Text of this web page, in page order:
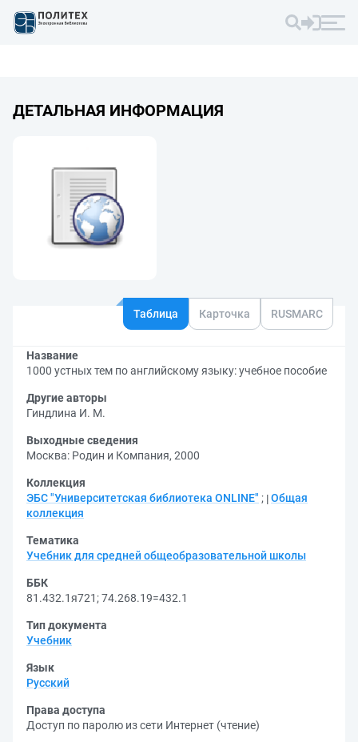
ДЕТАЛЬНАЯ ИНФОРМАЦИЯ
Таблица Карточка RUSMARC
Название
1000 устных тем по английскому языку: учебное пособие
Другие авторы
Гиндлина И. М.
Выходные сведения
Москва: Родин и Компания, 2000
Коллекция
ЭБС "Университетская библиотека ONLINE" ; Общая
коллекция
Тематика
Учебник для средней общеобразовательной школы
ББК
81.432.1я721 ;74.268.19=432.1
Тип документа
Учебник
Язык
Русский
Права доступа
Доступ по паролю из сети Интернет (чтение)